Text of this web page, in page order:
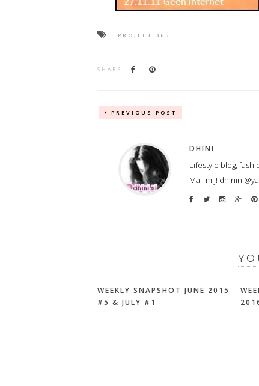
PROJECT 365
SHARE
PREVIOUS POST
DHINI
Lifestyle blog,
Mail mij!
WEEKLY SNAPSHOT JUNE 2015
#5 & JULY #1